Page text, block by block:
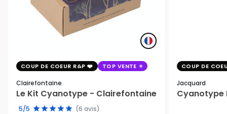
COUP DE COEUR R&P TOP VENTE
Clairefontaine
Le Kit Cyanotype - Clairefontaine
5/5 (6 avis)
COUP DE
Jacquard
Cyanotype